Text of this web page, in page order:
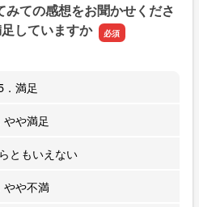
ての感想をお聞かせくださ
していますか
．満足
やや満足
ともいえない
やや不満